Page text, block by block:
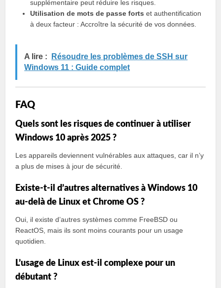
supplémentaire peut réduire les risques.
Utilisation de mots de passe forts et authentification
à deux facteur : Accroître la sécurité de vos données.
A lire :
Résoudre les problèmes de SSH sur
Windows 11 : Guide complet
FAQ
Quels sont les risques de continuer à utiliser
Windows 10 après 2025 ?
Les appareils deviennent vulnérables aux attaques, car il n’y
a plus de mises à jour de sécurité.
Existe-t-il d’autres alternatives à Windows 10
au-delà de Linux et Chrome OS ?
Oui, il existe d’autres systèmes comme FreeBSD ou
ReactOS, mais ils sont moins courants pour un usage
quotidien.
L’usage de Linux est-il complexe pour un
débutant ?